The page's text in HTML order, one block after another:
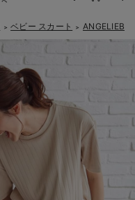
戻る
ワンピース
トップス
戻る
戻る
【37周年祭セール】
【37周年祭セール】
戻る
【15℃】3月下旬～
【〜10℃】3月中旬
戻る
動きやすく着回しで
涼しくて可愛い「ワ
戻る
強撚スムース(コスパ
戻る
【おまとめ割】パジ
戻る
カジュアル
デニム
戻る
ジャケット派
きれいめトップス派
きれいめスカート派
戻る
マタニティパジャマ
マタニティインナー
戻る
【オフィスカジュア
【オフィスカジュア
戻る
レギンスタイプ
パンツタイプ
戻る
【フォーマル】ワン
【フォーマル】ボト
【フォーマル】トッ
戻る
【ベビー】長袖
【ベビー】半袖
【ベビー】グッズ
戻る
ハンカチ
2WAYオール
コンビ肌着
戻る
快適ウェア10%OFF
戻る
セットアップ・ レイ
Aライン ・フレアワ
Iライン ・タイトシ
戻る
〜3,000円（税込）
〜5,000円（税込）
〜10,000円（税込）
戻る
薄くてあったか
綿混素材
腹巻・ひざ上パンツ
戻る
入院してすぐ使うグ
赤ちゃんへ使うもの
産後に使うグッズ
戻る
【冬のあったか特集
【冬のあったか特集
【冬のあったか特集
＞ ベビー スカート ＞ ANGELIEBE